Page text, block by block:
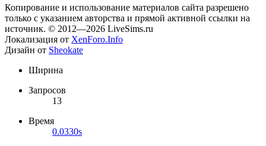
Копирование и использование материалов сайта разрешено
только с указанием авторства и прямой активной ссылки на
источник. © 2012—2026 LiveSims.ru
Локализация от XenForo.Info
Дизайн от Sheokate
Ширина
Запросов
13
Время
0.0330s